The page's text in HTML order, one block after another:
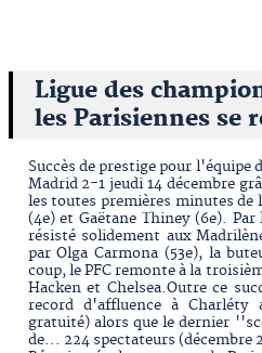
Ligue des
les Parisiennes se
Succès de prestige pour l'équipe
Madrid 2-1 jeudi 14 décembre
les toutes premières minutes de
(4e) et Gaëtane Thiney (6e).
résisté solidement aux
par Olga Carmona (53e), la
coup, le PFC remonte à la
Hacken et Chelsea.Outre ce
record d'affluence à Charléty
gratuité) alors que le dernier
de... 224 spectateurs (décembre